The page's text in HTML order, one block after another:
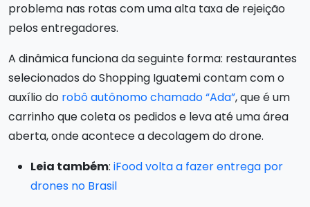
problema nas rotas com uma alta taxa de rejeição
pelos entregadores.
A dinâmica funciona da seguinte forma: restaurantes
selecionados do Shopping Iguatemi contam com o
auxílio do robô autônomo chamado “Ada”, que é um
carrinho que coleta os pedidos e leva até uma área
aberta, onde acontece a decolagem do drone.
Leia também: iFood volta a fazer entrega por
drones no Brasil